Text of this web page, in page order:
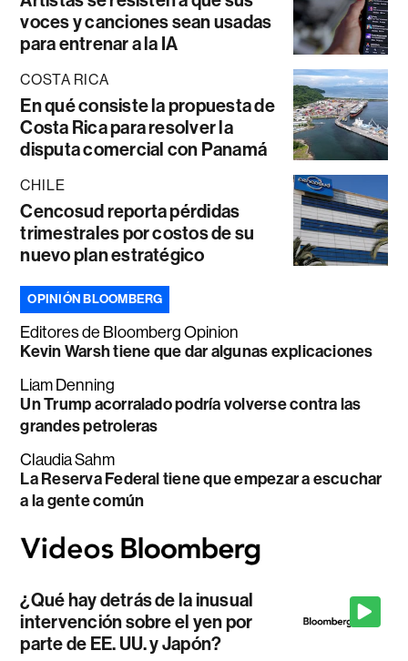
voces y canciones sean usadas
para entrenar a la IA
COSTA RICA
En qué consiste la propuesta de
Costa Rica para resolver la
disputa comercial con Panamá
CHILE
Cencosud reporta pérdidas
trimestrales por costos de su
nuevo plan estratégico
OPINIÓN BLOOMBERG
Editores de Bloomberg Opinion
Kevin Warsh tiene que dar algunas explicaciones
Liam Denning
Un Trump acorralado podría volverse contra las
grandes petroleras
Claudia Sahm
La Reserva Federal tiene que empezar a escuchar
a la gente común
¿Qué hay detrás de la inusual
intervención sobre el yen por
parte de EE. UU. y Japón?